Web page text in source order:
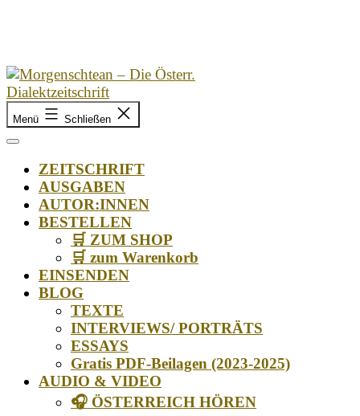
Morgenschtean
–
Die
Österr.
Dialektzeitschrift
Menü Schließen
ZEITSCHRIFT
AUSGABEN
AUTOR:INNEN
BESTELLEN
🛒 ZUM SHOP
🛒 zum Warenkorb
EINSENDEN
BLOG
TEXTE
INTERVIEWS/ PORTRÄTS
ESSAYS
Gratis PDF-Beilagen (2023-2025)
AUDIO & VIDEO
🎧 ÖSTERREICH HÖREN